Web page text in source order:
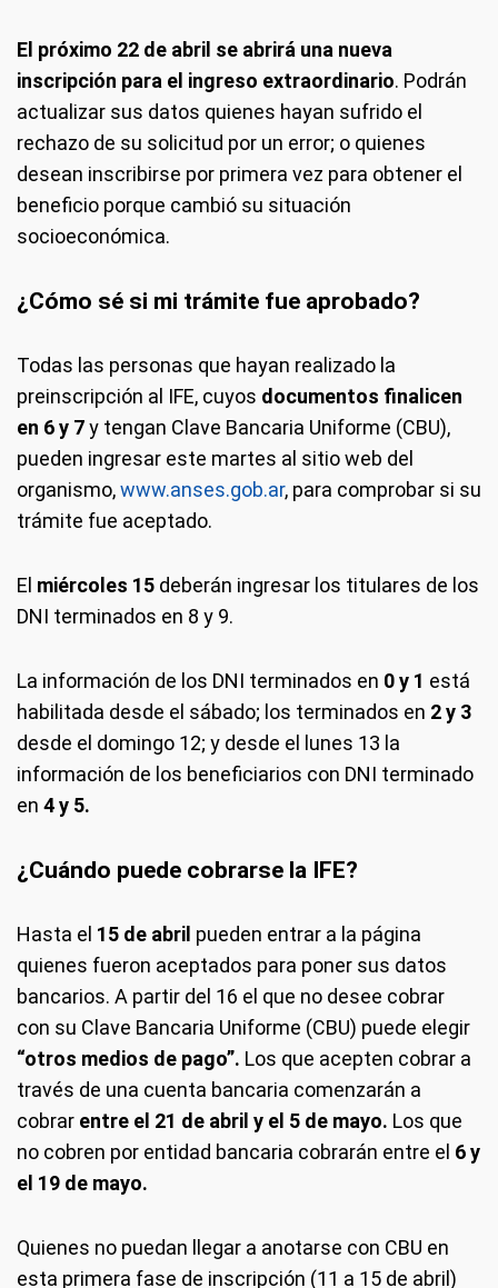
El próximo 22 de abril se abrirá una nueva
inscripción para el ingreso extraordinario. Podrán
actualizar sus datos quienes hayan sufrido el
rechazo de su solicitud por un error; o quienes
desean inscribirse por primera vez para obtener el
beneficio porque cambió su situación
socioeconómica.
¿Cómo sé si mi trámite fue aprobado?
Todas las personas que hayan realizado la
preinscripción al IFE, cuyos documentos finalicen
en 6 y 7y tengan Clave Bancaria Uniforme (CBU),
pueden ingresar este martes al sitio web del
organismo,www.anses.gob.ar, para comprobar si su
trámite fue aceptado.
El miércoles 15 deberán ingresar los titulares de los
DNI terminados en 8 y 9.
La información de los DNI terminados en 0 y 1 está
habilitada desde el sábado; los terminados en 2 y 3
desde el domingo 12; y desde el lunes 13 la
información de los beneficiarios con DNI terminado
en 4 y 5.
¿Cuándo puede cobrarse la IFE?
Hasta el 15 de abril pueden entrar a la página
quienes fueron aceptados para poner sus datos
bancarios. A partir del 16 el que no desee cobrar
con su Clave Bancaria Uniforme (CBU) puede elegir
“otros medios de pago”. Los que acepten cobrar a
través de una cuenta bancaria comenzarán a
cobrar entre el 21 de abril y el 5 de mayo. Los que
no cobren por entidad bancaria cobrarán entre el 6 y
el 19 de mayo.
Quienes no puedan llegar a anotarse con CBU en
esta primera fase de inscripción (11 a 15 de abril)